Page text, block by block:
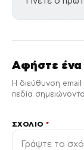
Αφήστε ένα
Η διεύθυνση
πεδία
ΣΧΌΛΙΟ*